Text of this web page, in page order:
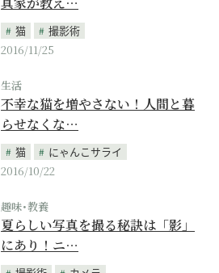
猫
撮影術
2016/11/25
生活
不幸な猫を増やさない！人間と暮
らせなくな…
猫
にゃんこサライ
2016/10/22
趣味･教養
夏らしい写真を撮る秘訣は「影」
にあり！ニ…